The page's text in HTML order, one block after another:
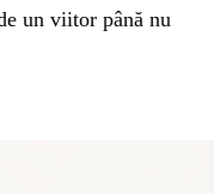
un viitor până nu